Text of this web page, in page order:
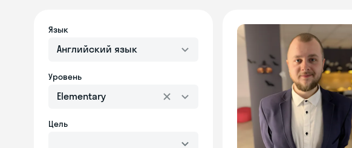
Язык
Английский язык
Уровень
Elementary
Цель